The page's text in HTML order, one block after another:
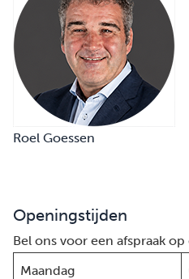
Roel Goessen
Openingstijden
Bel ons voor een afspraak
Maandag